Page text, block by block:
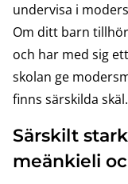
undervisa i
Om ditt barn
och har med sig
skolan ge
finns särskilda skäl.
Särskilt
meänkieli